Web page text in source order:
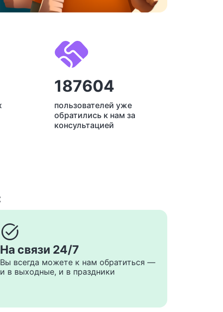
187604
пользователей уже
обратились к нам за
консультацией
task_alt
На связи 24/7
Вы всегда можете к нам обратиться —
и в выходные, и в праздники